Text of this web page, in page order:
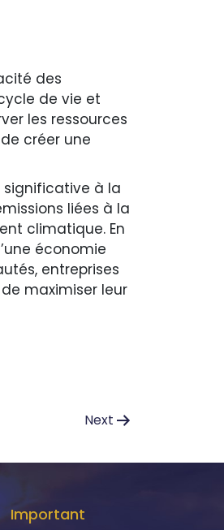
des
de vie et
les ressources
créer une
à la
liées à la
climatique. En
économie
entreprises
maximiser leur
Next
Important